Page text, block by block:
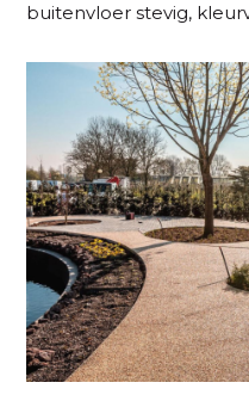
buitenvloer stevig,